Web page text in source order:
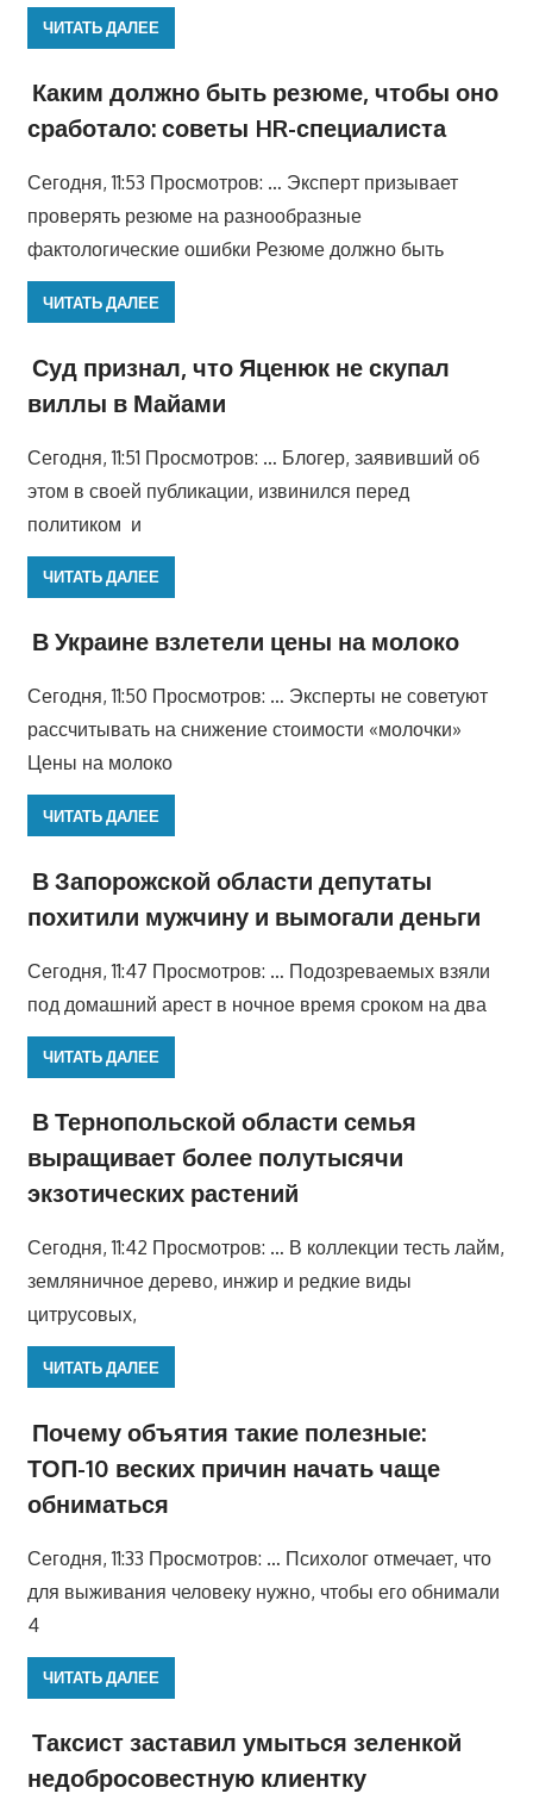
ЧИТАТЬ ДАЛЕЕ
Каким должно быть резюме, чтобы оно
сработало: советы HR-специалиста
Сегодня, 11:53 Просмотров: … Эксперт призывает
проверять резюме на разнообразные
фактологические ошибки Резюме должно быть
ЧИТАТЬ ДАЛЕЕ
Суд признал, что Яценюк не скупал
виллы в Майами
Сегодня, 11:51 Просмотров: … Блогер, заявивший об
этом в своей публикации, извинился перед
политиком и
ЧИТАТЬ ДАЛЕЕ
В Украине взлетели цены на молоко
Сегодня, 11:50 Просмотров: … Эксперты не советуют
рассчитывать на снижение стоимости «молочки»
Цены на молоко
ЧИТАТЬ ДАЛЕЕ
В Запорожской области депутаты
похитили мужчину и вымогали деньги
Сегодня, 11:47 Просмотров: … Подозреваемых взяли
под домашний арест в ночное время сроком на два
ЧИТАТЬ ДАЛЕЕ
В Тернопольской области семья
выращивает более полутысячи
экзотических растений
Сегодня, 11:42 Просмотров: … В коллекции тесть лайм,
земляничное дерево, инжир и редкие виды
цитрусовых,
ЧИТАТЬ ДАЛЕЕ
Почему объятия такие полезные:
ТОП-10 веских причин начать чаще
обниматься
Сегодня, 11:33 Просмотров: … Психолог отмечает, что
для выживания человеку нужно, чтобы его обнимали
4
ЧИТАТЬ ДАЛЕЕ
Таксист заставил умыться зеленкой
недобросовестную клиентку